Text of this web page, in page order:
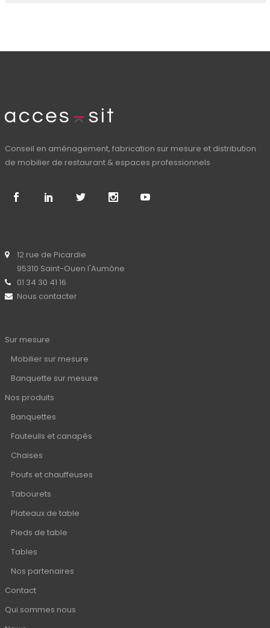
Conseil en aménagement, fabrication sur mesure et distribution
de mobilier de restaurant & espaces professionnels
12 rue de Picardie
95310 Saint-Ouen l'Aumône
01 34 30 41 16
Nous contacter
Sur mesure
Mobilier sur mesure
Banquette sur mesure
Nos produits
Banquettes
Fauteuils et canapés
Chaises
Poufs et chauffeuses
Tabourets
Plateaux de table
Pieds de table
Tables
Nos partenaires
Contact
Qui sommes nous